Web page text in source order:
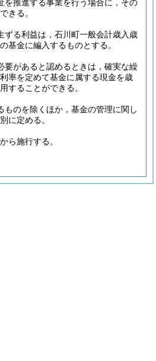
を推進する事業を行う場合に，その
きる。
ずる利益は，石川町一般会計歳入歳
基金に編入するものとする。
要があると認めるときは，確実な繰
率を定めて基金に属する現金を歳
することができる。
ものを除くほか，基金の管理に関し
に定める。
ら施行する。